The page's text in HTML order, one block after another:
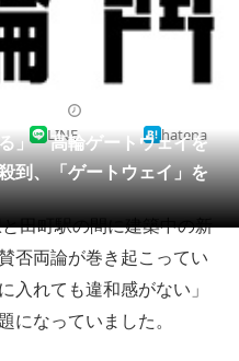
地域
教育・育児
」 高輪ゲートウェイを
到、「ゲートウェイ」を
LINE hatena
田町駅の間に建築中の新
否両論が巻き起こってい
入れても違和感がない」
になっていました。